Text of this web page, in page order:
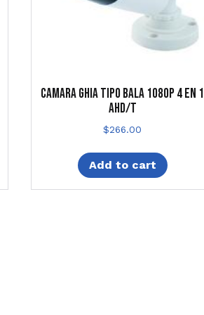
CAMARA GHIA TIPO BALA 1080P 4 EN 1
AHD/T
$266.00
Add to cart